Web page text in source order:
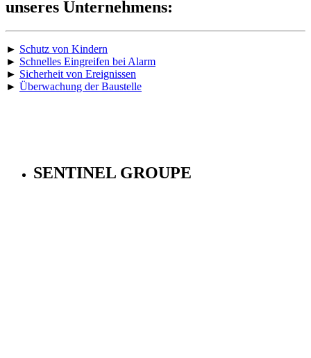
unseres Unternehmens:
► Schutz von Kindern
► Schnelles Eingreifen bei Alarm
► Sicherheit von Ereignissen
► Überwachung der Baustelle
SENTINEL GROUPE